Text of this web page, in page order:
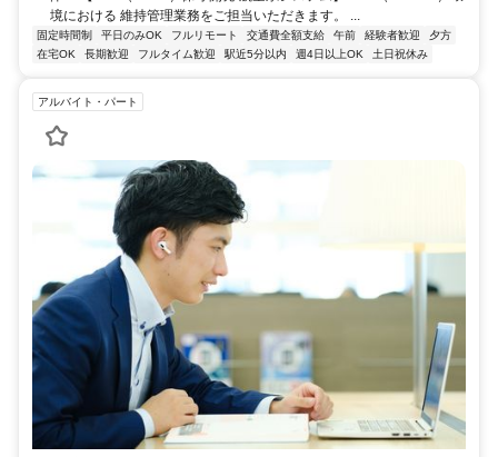
境における 維持管理業務をご担当いただきます。 ...
固定時間制 平日のみOK フルリモート 交通費全額支給 午前 経験者歓迎
夕方
在宅OK
長期歓迎 フルタイム歓迎 駅近5分以内 週4日以上OK 土日祝休み
アルバイト・パート